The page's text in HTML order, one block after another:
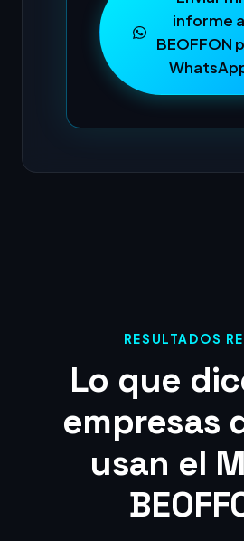
informe a
BEOFFON
RESULTADOS
Lo que
empresas
usan el